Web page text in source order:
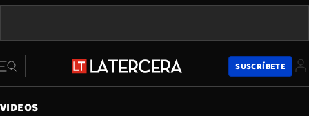
SUSCRÍBETE
VIDEOS